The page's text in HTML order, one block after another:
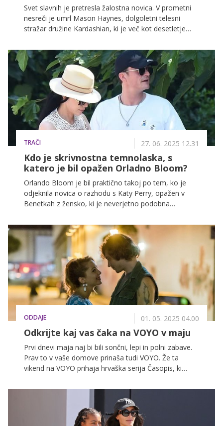
Svet slavnih je pretresla žalostna novica. V prometni
nesreči je umrl Mason Haynes, dolgoletni telesni
stražar družine Kardashian, ki je več kot desetletje
zvezdnikov. Star je bil 52 let.
TRAČI 27. 06. 2025 12.31
Kdo je skrivnostna temnolaska, s
katero je bil opažen Orladno Bloom?
Orlando Bloom je bil praktično takoj po tem, ko je
odjeknila novica o razhodu s Katy Perry, opažen v
Benetkah z žensko, ki je neverjetno podobna
ODDAJE 01. 05. 2025 04.00
Odkrijte kaj vas čaka na VOYO v maju
Prvi dnevi maja naj bi bili sončni, lepi in polni zabave.
Prav to v vaše domove prinaša tudi VOYO. Že ta
vikend na VOYO prihaja hrvaška serija Časopis, ki
svobodo medijev. 11. maja pa si bomo ogledali
britansko detektivsko serijo Harry Wild, v kateri igra
Jane Seymour kot upokojena profesorica književnosti,
ki odkrije talent za reševanje zločinov.